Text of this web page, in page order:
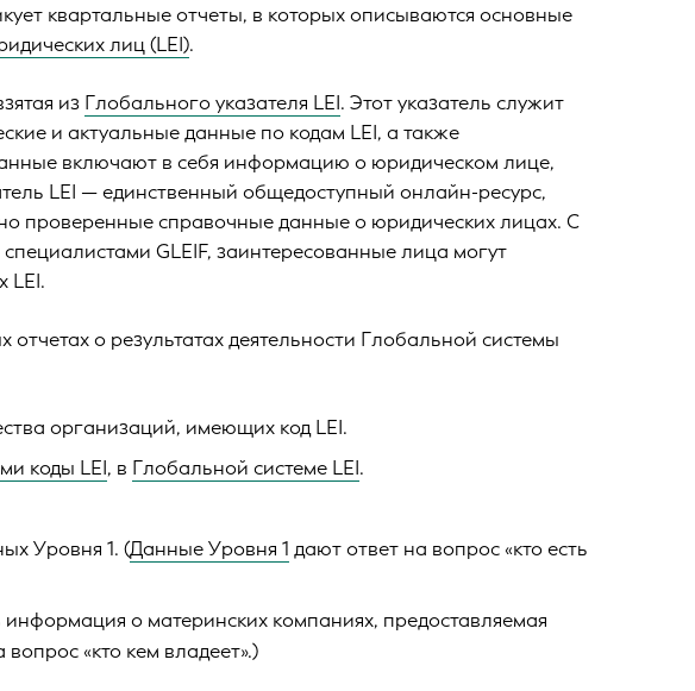
квартальные отчеты, в которых описываются основные
лиц (LEI).
из Глобального указателя LEI. Этот указатель служит
и актуальные данные по кодам LEI, а также
включают в себя информацию о юридическом лице,
LEI — единственный общедоступный онлайн-ресурс,
проверенные справочные данные о юридических лицах. С
GLEIF, заинтересованные лица могут
LEI.
о результатах деятельности Глобальной системы
организаций, имеющих код LEI.
коды LEI, в Глобальной системе LEI.
Уровня 1. (Данные Уровня 1 дают ответ на вопрос «кто есть
информация о материнских компаниях, предоставляемая
«кто кем владеет».)